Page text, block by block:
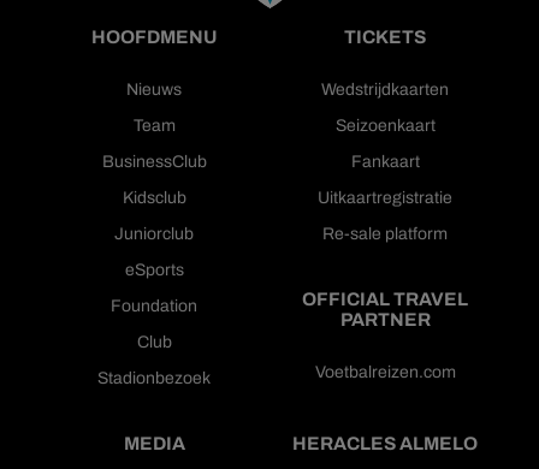
HOOFDMENU
Nieuws
Team
BusinessClub
Kidsclub
Juniorclub
eSports
Foundation
Club
Stadionbezoek
TICKETS
Wedstrijdkaarten
Seizoenkaart
Fankaart
Uitkaartregistratie
Re-sale platform
OFFICIAL TRAVEL
PARTNER
Voetbalreizen.com
MEDIA HERACLES ALMELO